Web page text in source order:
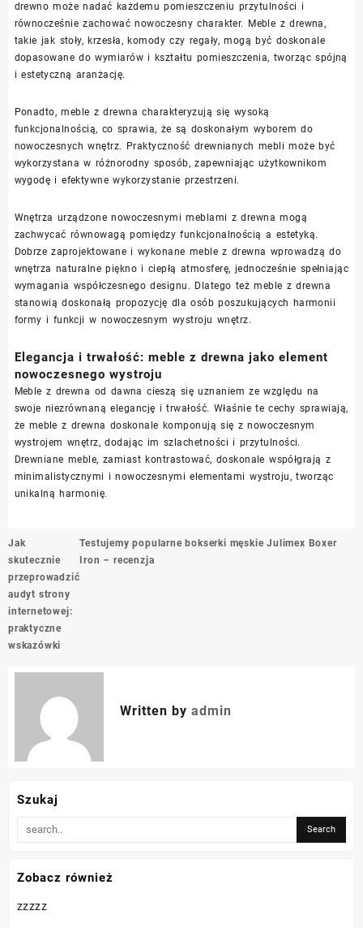
drewno może nadać każdemu pomieszczeniu przytulności i
równocześnie zachować nowoczesny charakter. Meble z drewna,
takie jak stoły, krzesła, komody czy regały, mogą być doskonale
dopasowane do wymiarów i kształtu pomieszczenia, tworząc spójną
i estetyczną aranżację.
Ponadto, meble z drewna charakteryzują się wysoką
funkcjonalnością, co sprawia, że są doskonałym wyborem do
nowoczesnych wnętrz. Praktyczność drewnianych mebli może być
wykorzystana w różnorodny sposób, zapewniając użytkownikom
wygodę i efektywne wykorzystanie przestrzeni.
Wnętrza urządzone nowoczesnymi meblami z drewna mogą
zachwycać równowagą pomiędzy funkcjonalnością a estetyką.
Dobrze zaprojektowane i wykonane meble z drewna wprowadzą do
wnętrza naturalne piękno i ciepłą atmosferę, jednocześnie spełniając
wymagania współczesnego designu. Dlatego też meble z drewna
stanowią doskonałą propozycję dla osób poszukujących harmonii
formy i funkcji w nowoczesnym wystroju wnętrz.
Elegancja i trwałość: meble z drewna jako element
nowoczesnego wystroju
Meble z drewna od dawna cieszą się uznaniem ze względu na
swoje niezrównaną elegancję i trwałość. Właśnie te cechy sprawiają,
że meble z drewna doskonale komponują się z nowoczesnym
wystrojem wnętrz, dodając im szlachetności i przytulności.
Drewniane meble, zamiast kontrastować, doskonale współgrają z
minimalistycznymi i nowoczesnymi elementami wystroju, tworząc
unikalną harmonię.
Nawigacja
wpisu
Jak
skutecznie
przeprowadzić
audyt strony
internetowej:
praktyczne
wskazówki
Testujemy popularne bokserki męskie Julimex Boxer
Iron – recenzja
Written by admin
Szukaj
Zobacz również
zzzzz